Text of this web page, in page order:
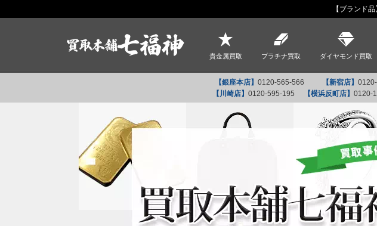
【ブランド
貴金属買取 プラチナ買取 ダイヤモンド買取
【銀座本店】 0120-565-566 【新宿店】
【川崎店】 0120-595-195 【横浜反町店】 0120-